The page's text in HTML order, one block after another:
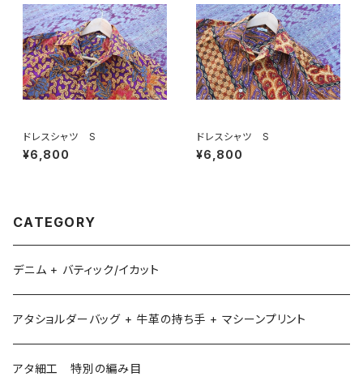
ドレスシャツ S
¥6,800
ドレスシャツ S
¥6,800
CATEGORY
デニム + バティック/イカット
アタショルダーバッグ + 牛革の持ち手 + マシーンプリント
アタ細工 特別の編み目